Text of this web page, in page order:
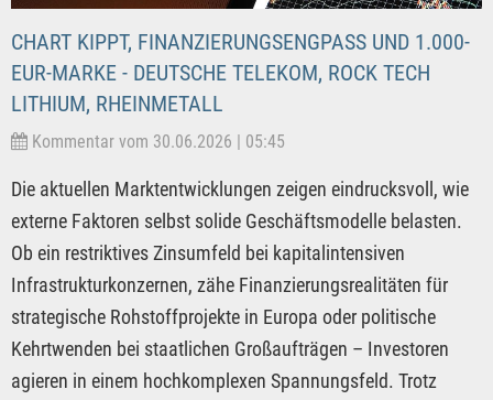
CHART KIPPT, FINANZIERUNGSENGPASS UND 1.000-
EUR-MARKE - DEUTSCHE TELEKOM, ROCK TECH
LITHIUM, RHEINMETALL
Kommentar vom 30.06.2026 | 05:45
Die aktuellen Marktentwicklungen zeigen eindrucksvoll, wie
externe Faktoren selbst solide Geschäftsmodelle belasten.
Ob ein restriktives Zinsumfeld bei kapitalintensiven
Infrastrukturkonzernen, zähe Finanzierungsrealitäten für
strategische Rohstoffprojekte in Europa oder politische
Kehrtwenden bei staatlichen Großaufträgen – Investoren
agieren in einem hochkomplexen Spannungsfeld. Trotz